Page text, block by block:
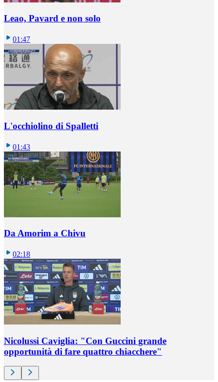
Leao, Pavard e non solo
01:47
L'occhiolino di Spalletti
01:43
Da Amorim a Chivu
02:18
Nicolussi Caviglia: "Con Guccini grande
opportunità di fare quattro chiacchere"